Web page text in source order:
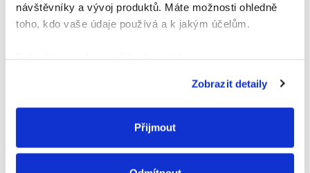
návštěvníky a vývoj produktů. Máte možnosti ohledně
toho, kdo vaše údaje používá a k jakým účelům.
poloze, které mohou být přesné na několik metrů
Identifikovali vaše zařízení pomocí aktivního
skenování pro konkrétní charakteristiky (otisk prstu)
Zjistěte více o tom, jak zpracováváme vaše osobní
Zobrazit detaily
Přijmout
Webová stránka